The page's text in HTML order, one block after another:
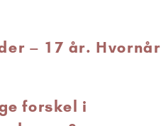
– 17 år. Hvornår
forskel i